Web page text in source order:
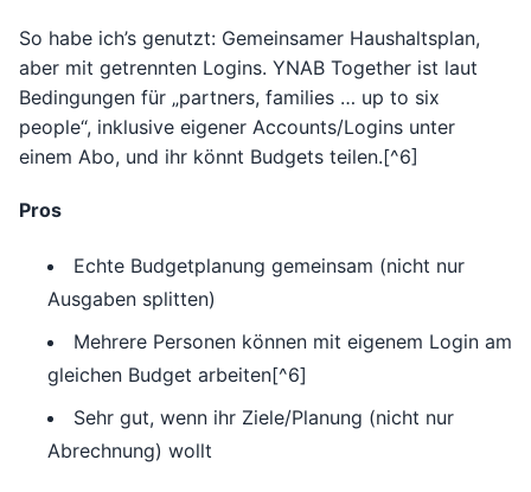
So habe ich’s genutzt: Gemeinsamer Haushaltsplan,
aber mit getrennten Logins. YNAB Together ist laut
Bedingungen für „partners, families … up to six
people“, inklusive eigener Accounts/Logins unter
einem Abo, und ihr könnt Budgets teilen.[^6]
Pros
Echte Budgetplanung gemeinsam (nicht nur
Ausgaben splitten)
Mehrere Personen können mit eigenem Login am
gleichen Budget arbeiten[^6]
Sehr gut, wenn ihr Ziele/Planung (nicht nur
Abrechnung) wollt